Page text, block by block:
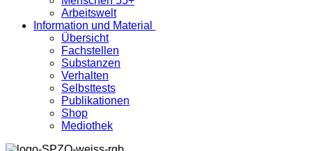
Arbeitswelt
Information und Material
Übersicht
Fachstellen
Substanzen
Verhalten
Selbsttests
Publikationen
Shop
Mediothek